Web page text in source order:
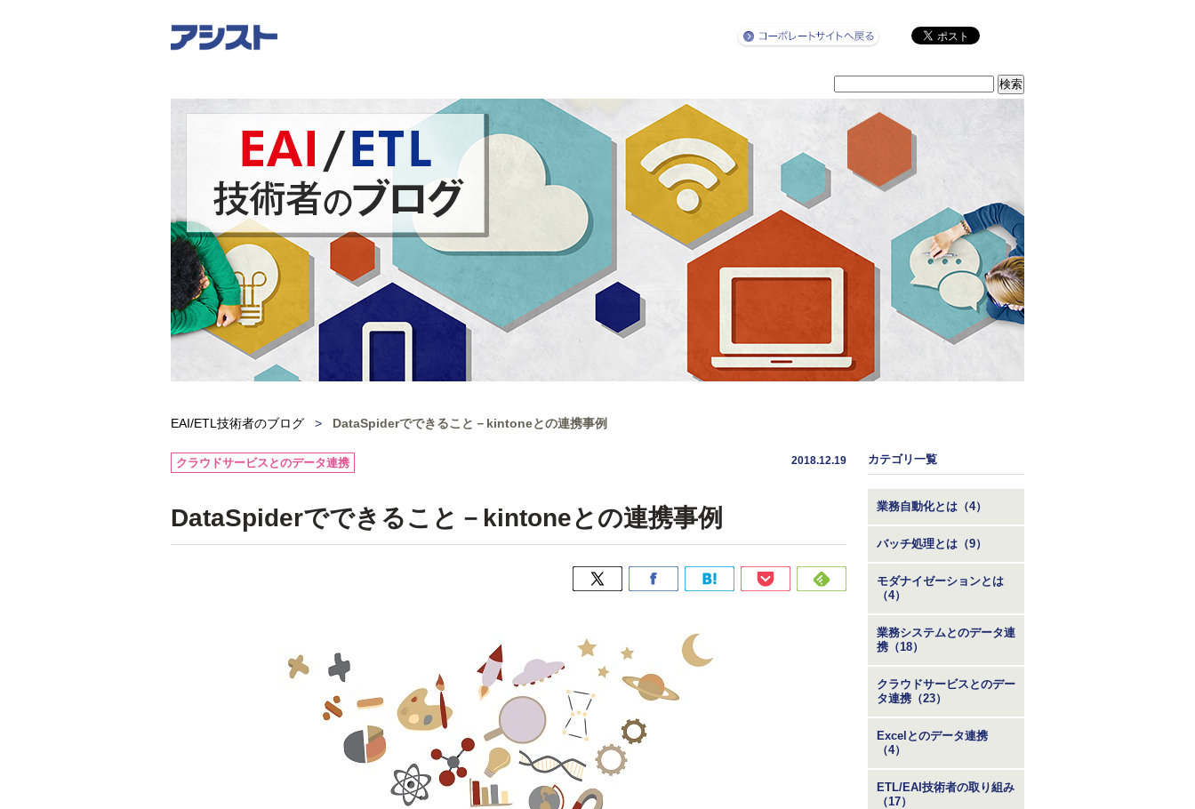
EAI/ETL技術者のブログ > DataSpiderでできること－kintoneとの連携事例
クラウドサービスとのデータ連携 2018.12.19
DataSpiderでできること－kintoneとの連携事例
カテゴリ一覧
業務自動化とは（4）
バッチ処理とは（9）
モダナイゼーションとは
（4）
業務システムとのデータ連
携（18）
クラウドサービスとのデー
タ連携（23）
Excelとのデータ連携
（4）
ETL/EAI技術者の取り組み
（17）